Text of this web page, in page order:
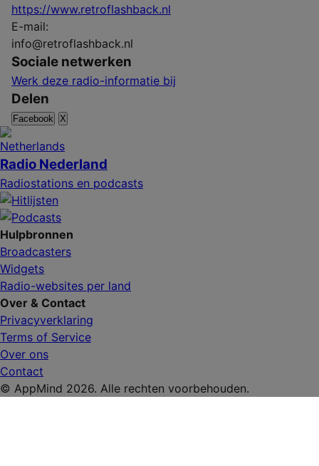
https://www.retroflashback.nl
E-mail:
info@retroflashback.nl
Sociale netwerken
Werk deze radio-informatie bij
Delen
Facebook X
Radio Nederland
Radiostations en podcasts
Hulpbronnen
Broadcasters
Widgets
Radio-websites per land
Over & Contact
Privacyverklaring
Terms of Service
Over ons
Contact
© AppMind 2026. Alle rechten voorbehouden.